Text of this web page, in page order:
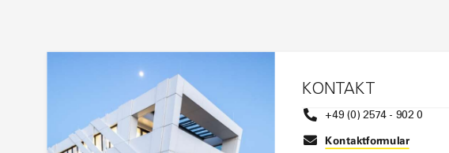
KONTAKT
+49 (0) 2574 - 902 0
Kontaktformular